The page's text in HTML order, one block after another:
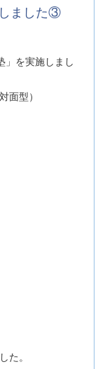
ました③
」を実施しまし
面型）
た。